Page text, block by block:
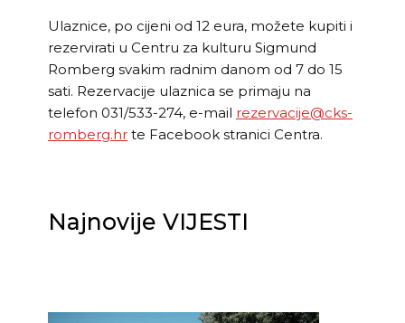
Ulaznice, po cijeni od 12 eura, možete kupiti i
rezervirati u Centru za kulturu Sigmund
Romberg svakim radnim danom od 7 do 15
sati. Rezervacije ulaznica se primaju na
telefon 031/533-274, e-mail rezervacije@cks-
romberg.hr te Facebook stranici Centra.
Najnovije VIJESTI